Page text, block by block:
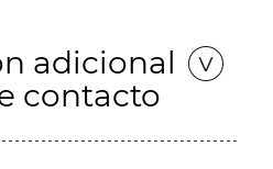
adicional
contacto